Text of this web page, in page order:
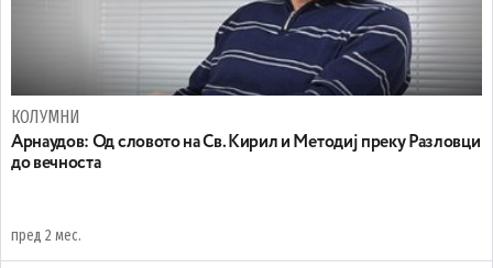
КОЛУМНИ
Арнаудов: Од словото на Св. Кирил и Методиј преку Разловци
до вечноста
пред 2 мес.